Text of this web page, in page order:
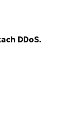
DDoS.